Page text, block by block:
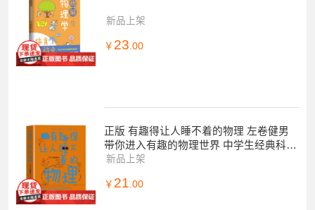
新品上架
￥ 23.00
正版 有趣得让人睡不着的物理 左卷健男
带你进入有趣的物理世界 中学生经典科普
读物课外阅读书籍趣味物理学中学生物理
新品上架
￥ 21 .00